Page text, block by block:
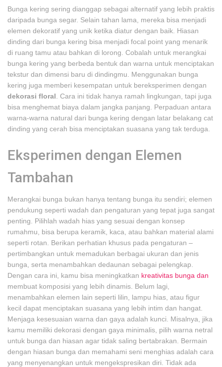
Bunga kering sering dianggap sebagai alternatif yang lebih praktis
daripada bunga segar. Selain tahan lama, mereka bisa menjadi
elemen dekoratif yang unik ketika diatur dengan baik. Hiasan
dinding dari bunga kering bisa menjadi focal point yang menarik
di ruang tamu atau bahkan di lorong. Cobalah untuk merangkai
bunga kering yang berbeda bentuk dan warna untuk menciptakan
tekstur dan dimensi baru di dindingmu. Menggunakan bunga
kering juga memberi kesempatan untuk bereksperimen dengan
dekorasi floral . Cara ini tidak hanya ramah lingkungan, tapi juga
bisa menghemat biaya dalam jangka panjang. Perpaduan antara
warna-warna natural dari bunga kering dengan latar belakang cat
dinding yang cerah bisa menciptakan suasana yang tak terduga.
Eksperimen dengan Elemen
Tambahan
Merangkai bunga bukan hanya tentang bunga itu sendiri; elemen
pendukung seperti wadah dan pengaturan yang tepat juga sangat
penting. Pilihlah wadah hias yang sesuai dengan konsep
rumahmu, bisa berupa keramik, kaca, atau bahkan material alami
seperti rotan. Berikan perhatian khusus pada pengaturan –
pertimbangkan untuk memadukan berbagai ukuran dan jenis
bunga, serta menambahkan dedaunan sebagai pelengkap.
Dengan cara ini, kamu bisa meningkatkan kreativitas bunga dan
membuat komposisi yang lebih dinamis. Belum lagi,
menambahkan elemen lain seperti lilin, lampu hias, atau figur
kecil dapat menciptakan suasana yang lebih intim dan hangat.
Menjaga kesesuaian warna dan gaya adalah kunci. Misalnya, jika
kamu memiliki dekorasi dengan gaya minimalis, pilih warna netral
untuk bunga dan hiasan agar tidak saling bertabrakan. Bermain
dengan hiasan bunga dan memahami seni menghias adalah cara
yang menyenangkan untuk mengekspresikan diri. Tidak ada